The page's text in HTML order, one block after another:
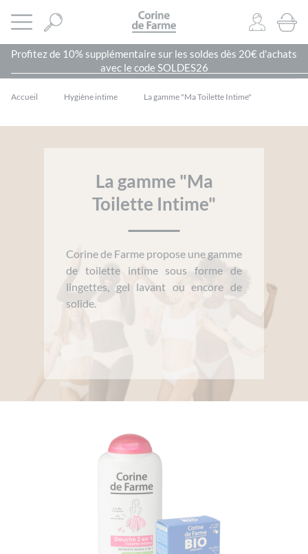
Ouvrir le menu CORINE DE FARME SITE OFFICIEL
0
Profitez de 10% supplémentaire sur les soldes dès 20€ d'achats
avec le code SOLDES26
Accueil Hygiène intime La gamme "Ma Toilette Intime"
La gamme "Ma
Toilette Intime"
Corine de Farme propose une gamme
de toilette intime sous forme de
lingettes, gel lavant ou encore de
solide.